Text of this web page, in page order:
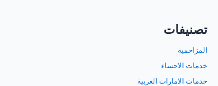
تصنيفات
المزاحمية
خدمات الاحساء
خدمات الامارات العربية